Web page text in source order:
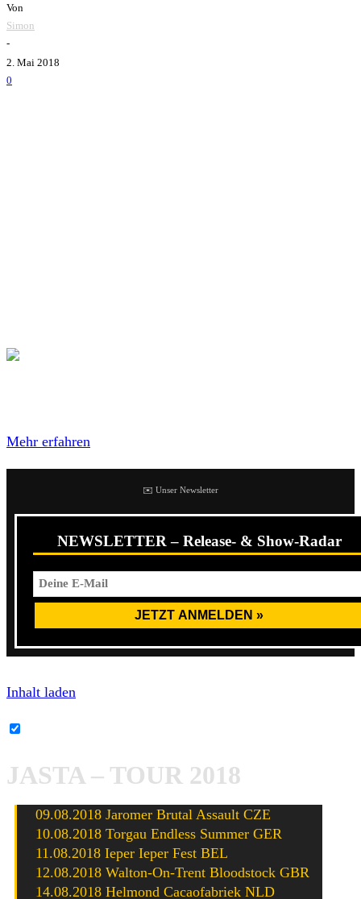
Von
Simon
-
2. Mai 2018
0
Mehr erfahren
✉️ Unser Newsletter
NEWSLETTER – Release- & Show-Radar
Inhalt laden
JASTA – TOUR 2018
09.08.2018 Jaromer Brutal Assault CZE
10.08.2018 Torgau Endless Summer GER
11.08.2018 Ieper Ieper Fest BEL
12.08.2018 Walton-On-Trent Bloodstock GBR
14.08.2018 Helmond Cacaofabriek NLD